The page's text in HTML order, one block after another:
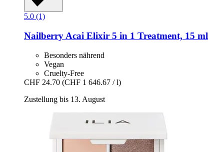
5.0 (1)
Nailberry Acai Elixir 5 in 1 Treatment, 15 ml
Besonders nährend
Vegan
Cruelty-Free
CHF 24.70 (CHF 1 646.67 / l)
Zustellung bis 13. August